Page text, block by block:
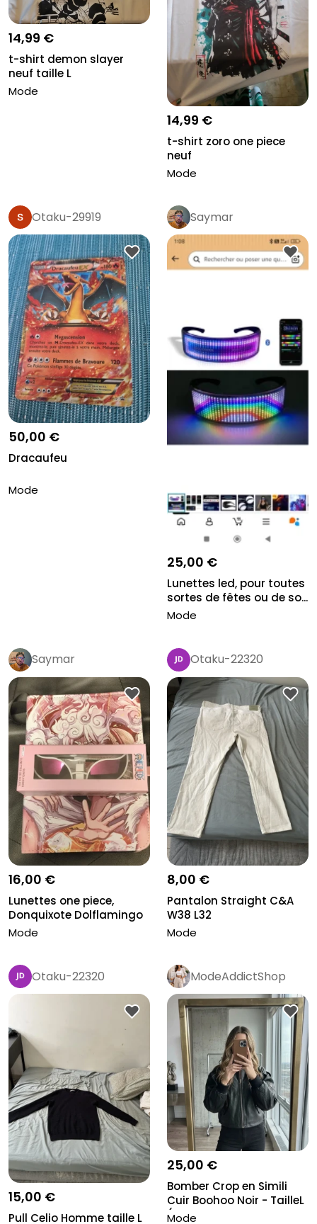
14,99 €
t-shirt demon slayer
neuf taille L
Mode
14,99 €
t-shirt zoro one piece
neuf
Mode
Otaku-29919
50,00 €
Dracaufeu
Mode
Saymar
25,00 €
Lunettes led, pour toutes
sortes de fêtes ou de so...
Mode
Saymar
16,00 €
Lunettes one piece,
Donquixote Dolflamingo
Mode
Otaku-22320
8,00 €
Pantalon Straight C&A
W38 L32
Mode
Otaku-22320
15,00 €
Pull Celio Homme taille L
ModeAddictShop
25,00 €
Bomber Crop en Simili
Cuir Boohoo Noir - TailleL
(...
Mode